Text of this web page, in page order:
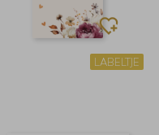
LABELTJE